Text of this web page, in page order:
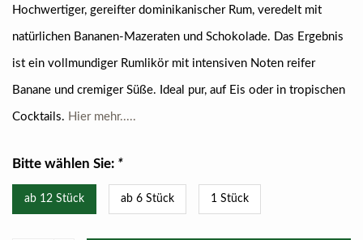
Hochwertiger, gereifter dominikanischer Rum, veredelt mit
natürlichen Bananen-Mazeraten und Schokolade. Das Ergebnis
ist ein vollmundiger Rumlikör mit intensiven Noten reifer
Banane und cremiger Süße. Ideal pur, auf Eis oder in tropischen
Cocktails. Hier mehr.....
Bitte wählen Sie: *
ab 12 Stück ab 6 Stück 1 Stück